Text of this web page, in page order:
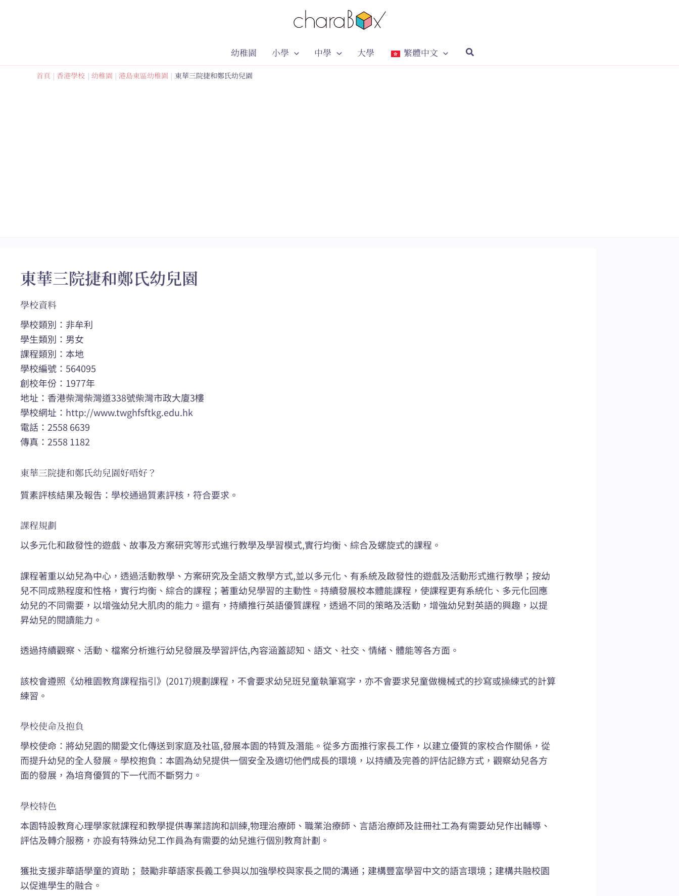
幼稚園 小學 中學 大學 繁體中文
首頁 香港學校 幼稚園 港島東區幼稚園 東華三院捷和鄭氏幼兒園
東華三院捷和鄭氏幼兒園
學校資料
學校類別：非牟利
學生類別：男女
課程類別：本地
學校編號：564095
創校年份：1977年
地址：香港柴灣柴灣道338號柴灣市政大廈3樓
學校網址： http://www.twghfsftkg.edu.hk
電話：2558 6639
傳真：2558 1182
東華三院捷和鄭氏幼兒園好唔好？
質素評核結果及報告： 學校通過質素評核，符合要求 。
課程規劃
以多元化和啟發性的遊戲、故事及方案研究等形式進行教學及學習模式,實行均衡、綜合及螺旋式的課程。
課程著重以幼兒為中心，透過活動教學、方案研究及全語文教學方式,並以多元化、有系統及啟發性的遊戲及活動形式進行教學；按幼
兒不同成熟程度和性格，實行均衡、綜合的課程；著重幼兒學習的主動性。持續發展校本體能課程，使課程更有系統化、多元化回應
幼兒的不同需要，以增強幼兒大肌肉的能力。還有，持續推行英語優質課程，透過不同的策略及活動，增強幼兒對英語的興趣，以提
昇幼兒的閱讀能力。
透過持續觀察、活動、檔案分析進行幼兒發展及學習評估,內容涵蓋認知、語文、社交、情緒、體能等各方面。
該校會遵照《幼稚園教育課程指引》(2017)規劃課程，不會要求幼兒班兒童執筆寫字，亦不會要求兒童做機械式的抄寫或操練式的計算
練習。
學校使命及抱負
學校使命：將幼兒園的關愛文化傳送到家庭及社區,發展本園的特質及潛能。從多方面推行家長工作，以建立優質的家校合作關係，從
而提升幼兒的全人發展。學校抱負：本園為幼兒提供一個安全及適切他們成長的環境，以持續及完善的評估記錄方式，觀察幼兒各方
面的發展，為培育優質的下一代而不斷努力。
學校特色
本園特設教育心理學家就課程和教學提供專業諮詢和訓練,物理治療師、職業治療師、言語治療師及註冊社工為有需要幼兒作出輔導、
評估及轉介服務，亦設有特殊幼兒工作員為有需要的幼兒進行個別教育計劃。
獲批支援非華語學童的資助； 鼓勵非華語家長義工參與以加強學校與家長之間的溝通；建構豐富學習中文的語言環境；建構共融校園
以促進學生的融合。